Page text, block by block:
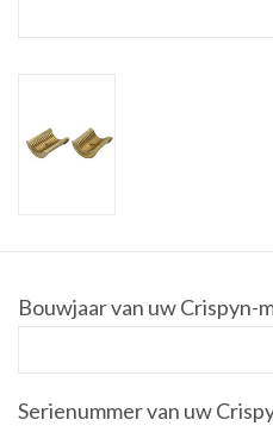
Verspaanbaar materiaal |
Cadeaubonnen &
Bouwjaar van uw Crispyn-
Serienummer van uw